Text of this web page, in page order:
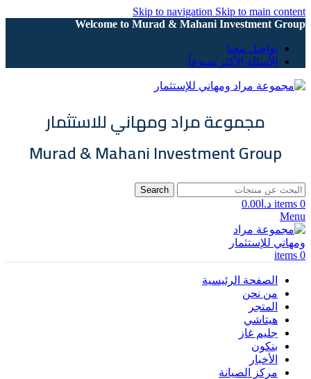
Skip to navigation Skip to main content
Welcome to Murad & Mahani Investment Group
تواصل معنا
الأسئلة الأكثر شيوعاً
مجموعة مراد ومهاني للاستثمار
Murad & Mahani Investment Group
Search
0
items د.ا 0.00
Menu
0
items
الصفحة الرئيسية
من نحن
المتجر
هيتاشي
جليم غاز
بنكون
الأخبار
مركز الصيانة